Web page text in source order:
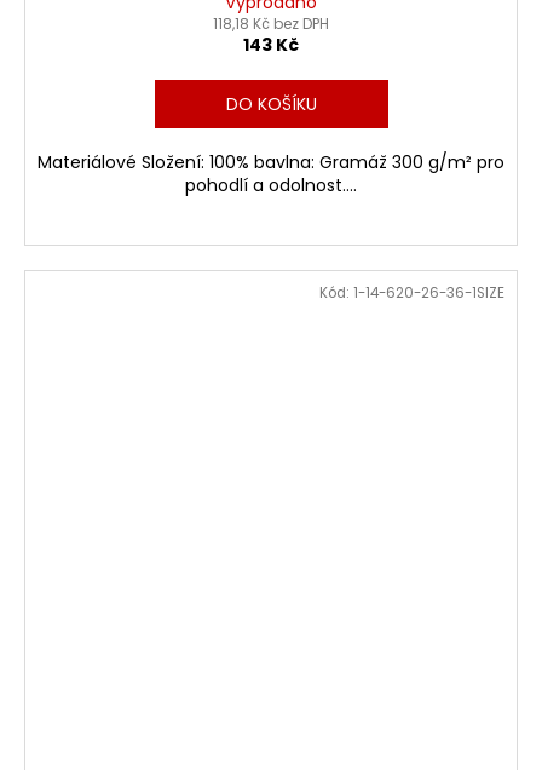
118,18 Kč bez DPH
143 Kč
DO KOŠÍKU
Materiálové Složení: 100% bavlna: Gramáž 300 g/m² pro
pohodlí a odolnost....
Kód: 1-14-620-26-36-1SIZE